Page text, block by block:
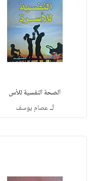
الصحة النفسية للأس
لـعصام يوسف